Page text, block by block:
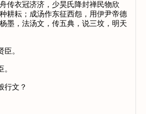
传衣冠济济，少昊氏降封禅民物欣
耕耘；成汤作东征西怨，用伊尹帝德
墨，法汤文，传五典，说三坟，明天
。
行文？